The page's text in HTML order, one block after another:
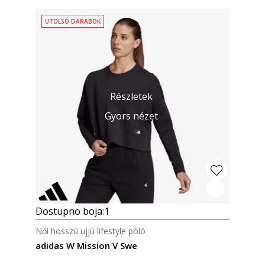
Részletek
Gyors nézet
UTOLSÓ DARABOK
Dostupno boja:1
adidas W Mission V Swe
Női hosszú ujjú lifestyle póló